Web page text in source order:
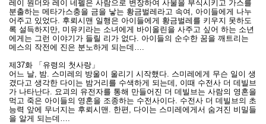
레이 원더와 레이 네펠은 사람으로 변장하여 사물을 부식시키고 가스를
분출하는 메타가스충을 금을 낳는 황금벌레라고 속여, 아이들에게 나누
어주고 있었다. 후뢰시맨 일행은 아이들에게 황금벌레를 키우지 못하도
록 설득하지만, 미유키라는 소녀에게 바이올린을 사주고 싶어 하는 소년
에게는 그런 이야기가 들릴 리가 없다. 아이들의 순수한 꿈을 깨트리는
메스의 작전에 진은 분노하게 되는데….
제37화 「유령의 첫사랑」
어느 날, 밤. 스미레의 방울이 울리기 시작했다. 스미레에게 무슨 일이 생
겼다고 생각한 다이는 밤거리를 수색하게 되는데, 이때 수전사 더 데빌브
가 나타난다. 요괴의 유전자를 통해 만들어진 더 데빌브는 사람의 영혼을
먹고 죽은 아이들의 영혼을 조종하는 수전사이다. 수전사 더 데빌브의 초
능력 앞에 무너지는 후뢰시맨. 한편, 다이는 스미레에게서 숨겨진 비밀들
을 알게 되는데….